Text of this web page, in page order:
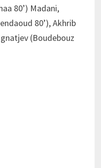
80’) Madani,
80’), Akhrib
(Boudebouz